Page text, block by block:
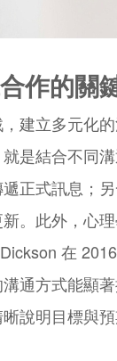
作的關
建立多元化
是結合不同
正式訊息；
。此外，心
在
通方式能顯著
說明目標與